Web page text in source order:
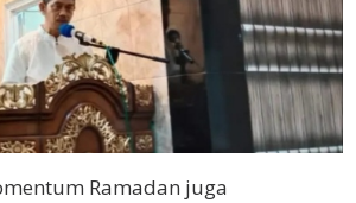
Ramadan juga